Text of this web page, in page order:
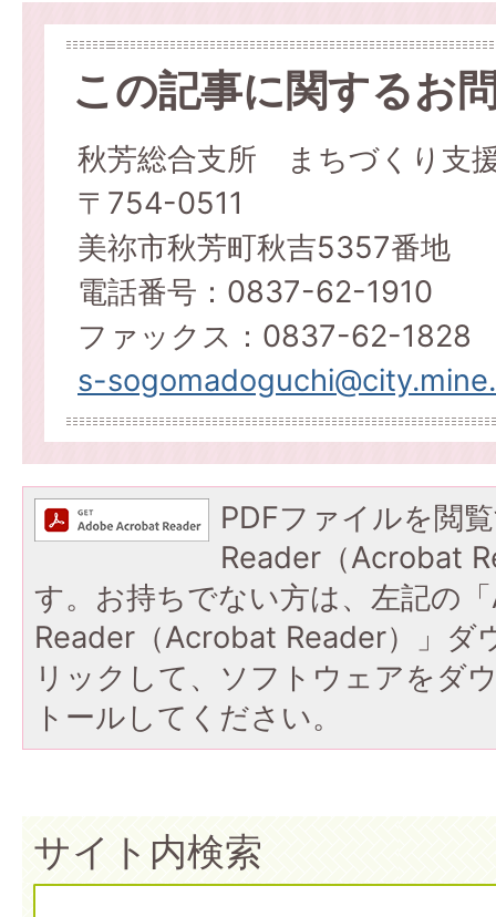
この記事に関するお
秋芳総合支所 まちづくり支
〒754-0511
美祢市秋芳町秋吉5357番地
電話番号：0837-62-1910
ファックス：0837-62-1828
s-
PDFファイルを閲
Reader（Acrobat
す。お持ちでない方は、左記の
Reader（Acrobat Reader）」ダ
リックして、ソフトウェアをダ
トールしてください。
サイト内検索